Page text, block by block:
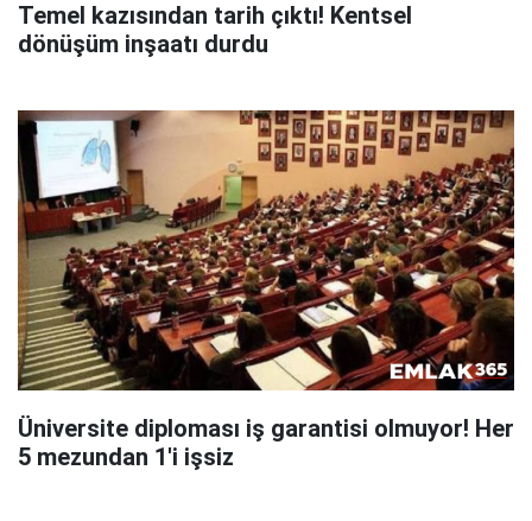
Temel kazısından tarih çıktı! Kentsel
dönüşüm inşaatı durdu
Üniversite diploması iş garantisi olmuyor! Her
5 mezundan 1'i işsiz